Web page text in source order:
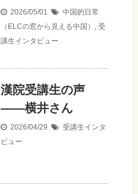
2026/05/01
中国的日常
（ELCの窓から見える中国） , 受
講生インタビュー
漢院受講生の声
——横井さん
2026/04/29
受講生インタ
ビュー